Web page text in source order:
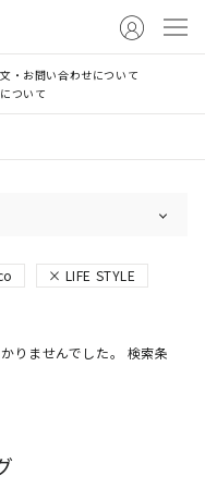
・お問い合わせについて
ついて
LIFE STYLE
りませんでした。 検索条